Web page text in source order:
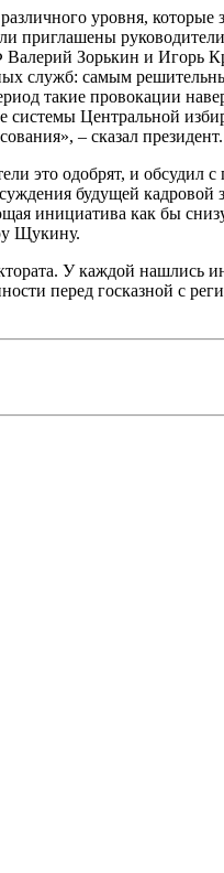
уровня, которые
приглашены
Зорькин и Игорь
служб: самым
такие провокации
Центральной
– сказал президент.
это одобрят, и обсудил
будущей
инициатива как бы
Щукину.
У каждой нашлись
перед госказной с